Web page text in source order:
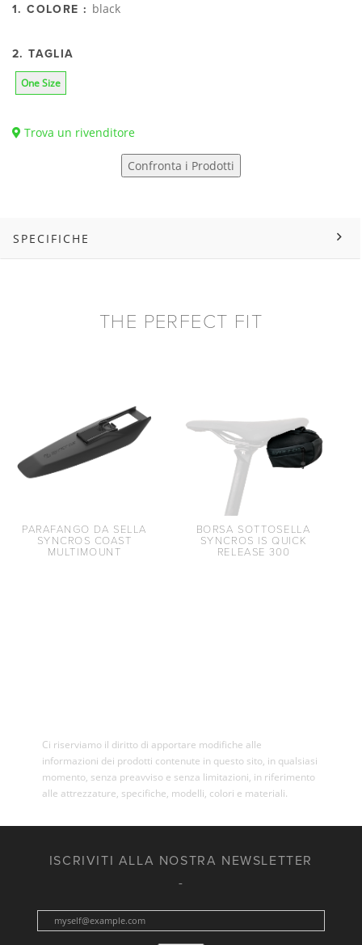
1. COLORE : black
2. TAGLIA
One Size
Trova un rivenditore
Confronta i Prodotti
SPECIFICHE
THE PERFECT FIT
PARAFANGO DA SELLA
SYNCROS COAST
MULTIMOUNT
BORSA SOTTOSELLA
SYNCROS IS QUICK
RELEASE 300
Ci riserviamo il diritto di apportare modifiche alle
informazioni dei prodotti contenute in questo sito, in qualsiasi
momento, senza preavviso e senza limitazioni, in riferimento
alle attrezzature, specifiche, modelli, colori e materiali.
ISCRIVITI ALLA NOSTRA NEWSLETTER